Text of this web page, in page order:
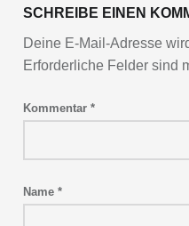
SCHREIBE EINEN
Deine E-Mail-Adresse
Erforderliche Felder sind
Kommentar *
Name *